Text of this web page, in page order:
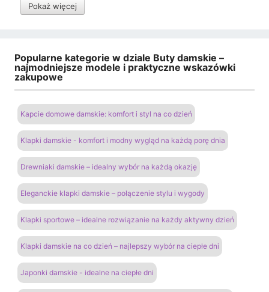
Pokaż więcej
Popularne kategorie w dziale Buty damskie –
najmodniejsze modele i praktyczne wskazówki
zakupowe
Kapcie domowe damskie: komfort i styl na co dzień
Klapki damskie - komfort i modny wygląd na każdą porę dnia
Drewniaki damskie – idealny wybór na każdą okazję
Eleganckie klapki damskie – połączenie stylu i wygody
Klapki sportowe – idealne rozwiązanie na każdy aktywny dzień
Klapki damskie na co dzień – najlepszy wybór na ciepłe dni
Japonki damskie - idealne na ciepłe dni